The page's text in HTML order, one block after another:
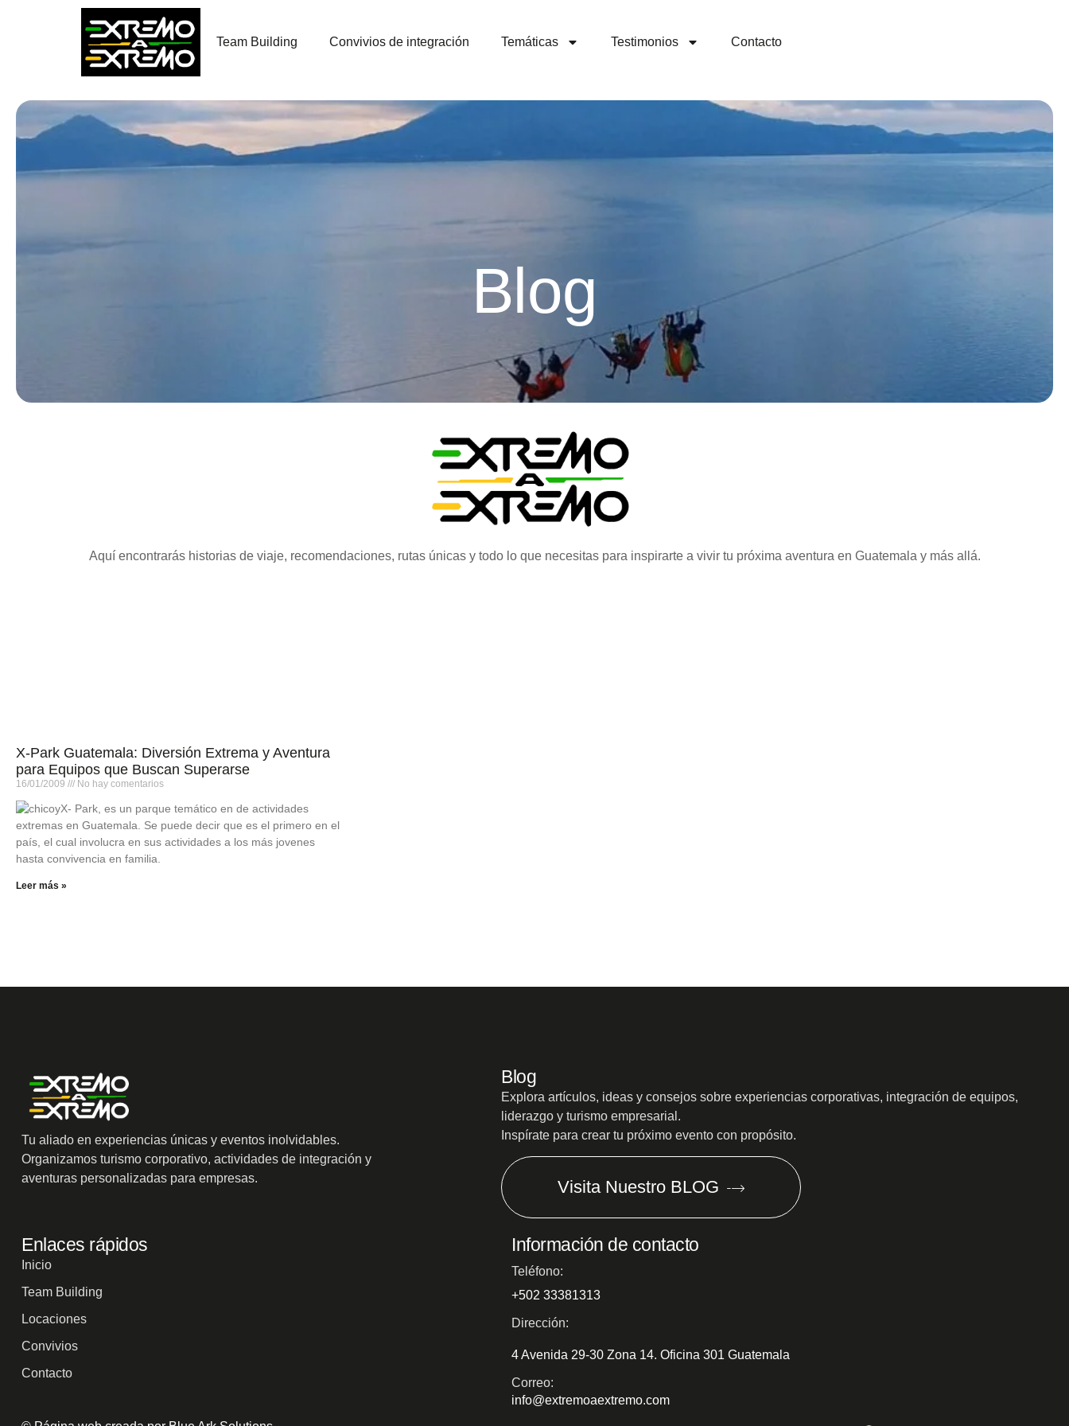
Team Building Convivios de integración Temáticas Testimonios Contacto
Blog
Aquí encontrarás historias de viaje, recomendaciones, rutas únicas y todo lo que necesitas para inspirarte a vivir tu próxima aventura en Guatemala y más allá.
X-Park Guatemala: Diversión Extrema y Aventura
para Equipos que Buscan Superarse
16/01/2009 No hay comentarios
X- Park, es un parque temático en de actividades
extremas en Guatemala. Se puede decir que es el primero en el
país, el cual involucra en sus actividades a los más jovenes
hasta convivencia en familia.
Leer más »
Tu aliado en experiencias únicas y eventos inolvidables.
Organizamos turismo corporativo, actividades de integración y
aventuras personalizadas para empresas.
Blog
Explora artículos, ideas y consejos sobre experiencias corporativas, integración de equipos,
liderazgo y turismo empresarial.
Inspírate para crear tu próximo evento con propósito.
Visita Nuestro BLOG
Enlaces rápidos
Inicio
Team Building
Locaciones
Convivios
Contacto
Información de contacto
Teléfono:
+502 33381313
Dirección:
4 Avenida 29-30 Zona 14. Oficina 301 Guatemala
Correo:
info@extremoaextremo.com